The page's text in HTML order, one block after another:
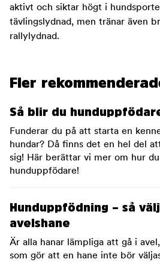
aktivt och siktar högt i
tävlingslydnad, men tränar även
rallylydnad.
Fler
Så blir du
Funderar du på att starta en
hundar? Då finns det en hel del
sig! Här berättar vi mer om hur
hunduppfödare!
Hunduppfödning – så
avelshane
Är alla hanar lämpliga att gå i
som gör att en hane inte bör